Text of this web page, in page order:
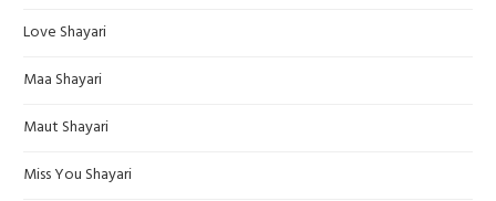
Love Shayari
Maa Shayari
Maut Shayari
Miss You Shayari